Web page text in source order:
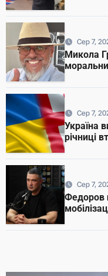
(відео)
Сер 7,
Микола
власною
Сер 7,
Україна
річниці
Сер 7,
Федоров